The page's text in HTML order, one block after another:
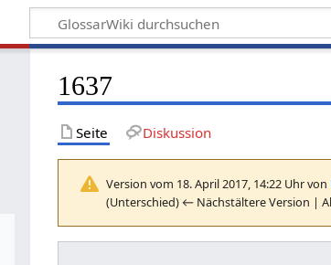
1637
Seite Diskussion
Version vom 18. April 2017, 14:22 Uhr von
(Unterschied) ← Nächstältere Version |